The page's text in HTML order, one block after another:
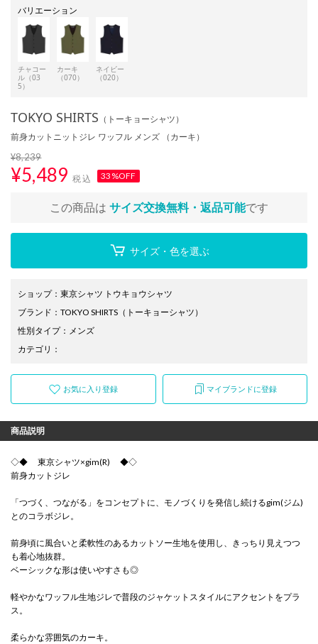
バリエーション
チャコー
ル（03
5）
カーキ
（070）
ネイビー
（020）
TOKYO SHIRTS （トーキョーシャツ）
前身カットニットジレ ワッフル メンズ （カーキ）
¥8,239
¥5,489 税込 33%OFF
この商品は サイズ交換無料・返品可能です
サイズ・色を選ぶ
ショップ： 東京シャツ トウキョウシャツ
ブランド ： TOKYO SHIRTS （トーキョーシャツ）
性別タイプ： メンズ
カテゴリ ：
お気に入り登録 マイブランドに登録
商品説明
◇◆ 東京シャツ×gim(R) ◆◇
前身カットジレ
「つづく、つながる」をコンセプトに、モノづくりを発信し続けるgim(ジム)
とのコラボジレ。
前身頃に風合いと柔軟性のあるカットソー生地を使用し、きっちり見えつつ
も着心地抜群。
ベーシックな形は使いやすさも◎
軽やかなワッフル生地ジレで普段のジャケットスタイルにアクセントをプラ
ス。
柔らかな雰囲気のカーキ。